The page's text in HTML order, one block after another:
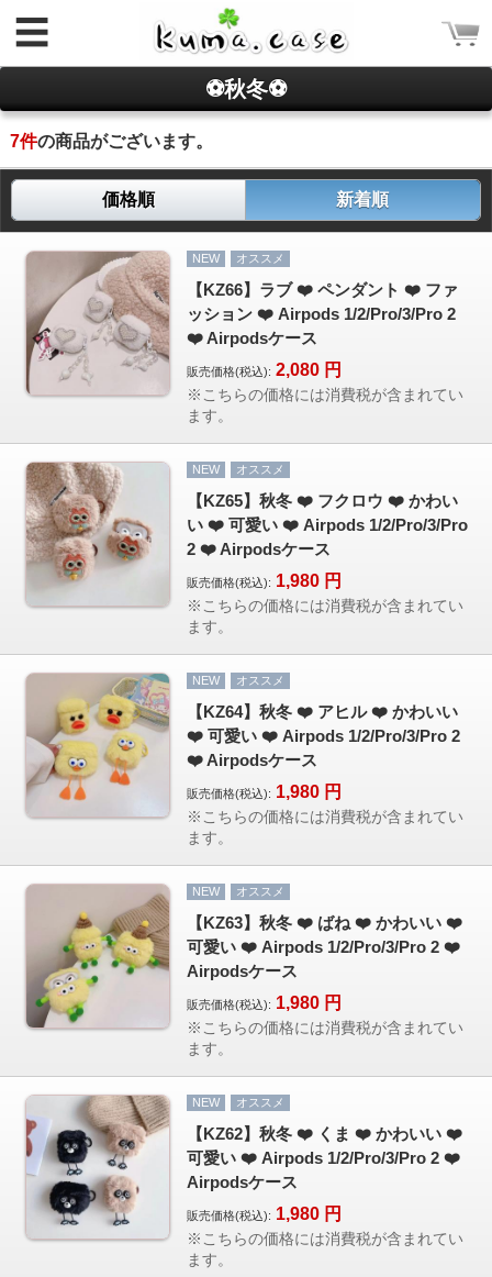
ログイン
新規会員登録
CATEGORY
ホーム
Rakuma iPhone ケース
iPhoneケース
カップル人気
AirPodsケース
ケースDIY
新商品
セール
FOLLOW US
Web: https://www.kumacase.jp
Instagram: kumacase_jp
E-mail: kumacasestore@gmail.com
Line ID: kumacase
☰
⚽秋冬⚽
7件の商品がございます。
価格順 新着順
NEW オススメ
【KZ66】ラブ ❤️ ペンダント ❤️ ファ
ッション ❤️ Airpods 1/2/Pro/3/Pro 2
❤️ Airpodsケース
販売価格(税込): 2,080 円
※こちらの価格には消費税が含まれてい
ます。
NEW オススメ
【KZ65】秋冬 ❤️ フクロウ ❤️ かわい
い ❤️ 可愛い ❤️ Airpods 1/2/Pro/3/Pro
2 ❤️ Airpodsケース
販売価格(税込): 1,980 円
※こちらの価格には消費税が含まれてい
ます。
NEW オススメ
【KZ64】秋冬 ❤️ アヒル ❤️ かわいい
❤️ 可愛い ❤️ Airpods 1/2/Pro/3/Pro 2
❤️ Airpodsケース
販売価格(税込): 1,980 円
※こちらの価格には消費税が含まれてい
ます。
NEW オススメ
【KZ63】秋冬 ❤️ ばね ❤️ かわいい ❤️
可愛い ❤️ Airpods 1/2/Pro/3/Pro 2 ❤️
Airpodsケース
販売価格(税込): 1,980 円
※こちらの価格には消費税が含まれてい
ます。
NEW オススメ
【KZ62】秋冬 ❤️ くま ❤️ かわいい ❤️
可愛い ❤️ Airpods 1/2/Pro/3/Pro 2 ❤️
Airpodsケース
販売価格(税込): 1,980 円
※こちらの価格には消費税が含まれてい
ます。